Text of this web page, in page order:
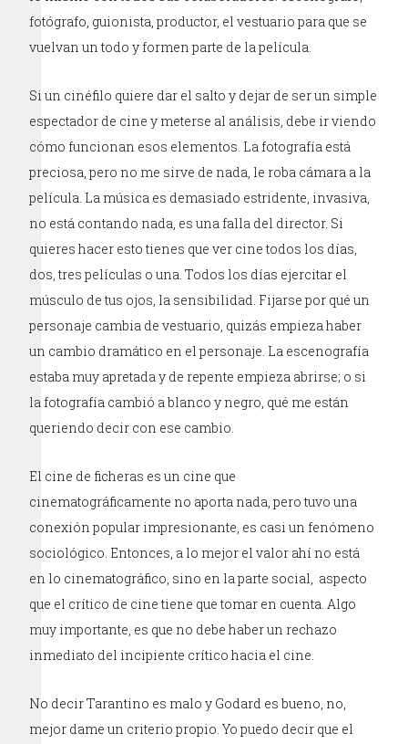
fotógrafo, guionista, productor, el vestuario para que se
vuelvan un todo y formen parte de la película.
Si un cinéfilo quiere dar el salto y dejar de ser un simple
espectador de cine y meterse al análisis, debe ir viendo
cómo funcionan esos elementos. La fotografía está
preciosa, pero no me sirve de nada, le roba cámara a la
película. La música es demasiado estridente, invasiva,
no está contando nada, es una falla del director. Si
quieres hacer esto tienes que ver cine todos los días,
dos, tres películas o una. Todos los días ejercitar el
músculo de tus ojos, la sensibilidad. Fijarse por qué un
personaje cambia de vestuario, quizás empieza haber
un cambio dramático en el personaje. La escenografía
estaba muy apretada y de repente empieza abrirse; o si
la fotografía cambió a blanco y negro, qué me están
queriendo decir con ese cambio.
El cine de ficheras es un cine que
cinematográficamente no aporta nada, pero tuvo una
conexión popular impresionante, es casi un fenómeno
sociológico. Entonces, a lo mejor el valor ahí no está
en lo cinematográfico, sino en la parte social, aspecto
que el crítico de cine tiene que tomar en cuenta. Algo
muy importante, es que no debe haber un rechazo
inmediato del incipiente crítico hacia el cine.
No decir Tarantino es malo y Godard es bueno, no,
mejor dame un criterio propio. Yo puedo decir que el